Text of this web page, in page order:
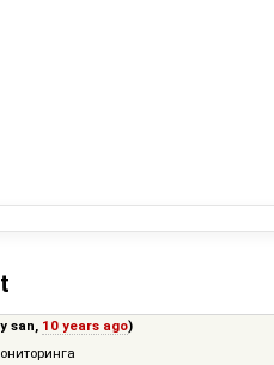
san 10 years ago)